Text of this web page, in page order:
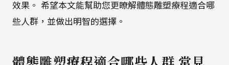
效果。 希望本文能幫助您更瞭解體態雕塑療程適合哪
些人群，並做出明智的選擇。